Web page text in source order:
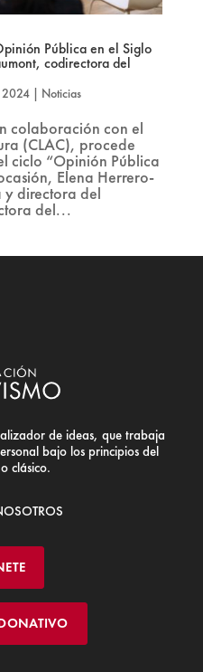
Pública en el Siglo
codirectora del
2024| Noticias
colaboración con el
(CLAC), procede
ciclo “Opinión Pública
Elena Herrero-
directora del
del...
de ideas, que trabaja
bajo los principios del
clásico.